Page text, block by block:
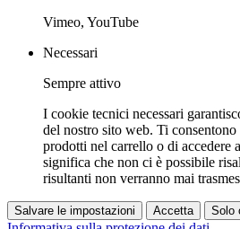
Vimeo, YouTube
Necessari
Sempre attivo
I cookie tecnici necessari
del nostro sito web. Ti
prodotti nel carrello o di accedere
significa che non ci è possibile
risultanti non verranno mai
Salvare le impostazioni Accetta Solo